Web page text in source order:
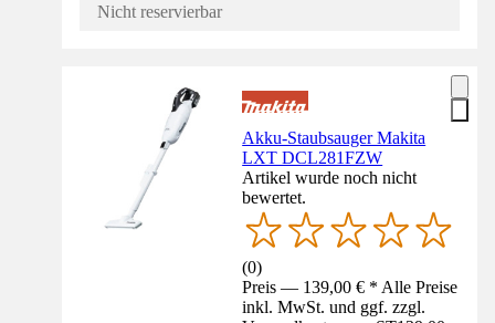
Nicht reservierbar
Akku-Staubsauger Makita
LXT DCL281FZW
Artikel wurde noch nicht
bewertet.
(0)
Preis — 139,00 € * Alle Preise
inkl. MwSt. und ggf. zzgl.